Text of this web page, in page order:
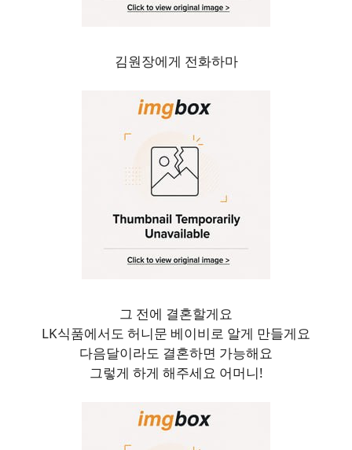
김원장에게 전화하마
그 전에 결혼할게요
LK식품에서도 허니문 베이비로 알게 만들게요
다음달이라도 결혼하면 가능해요
그렇게 하게 해주세요 어머니!